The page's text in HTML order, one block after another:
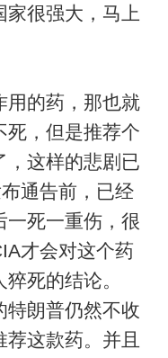
家很强大，马上
用的药，那也就
死，但是推荐个
，这样的悲剧已
通告前，已经
一死一重伤，很
才会对这个药
死的结论。
特朗普仍然不收
这款药。并且